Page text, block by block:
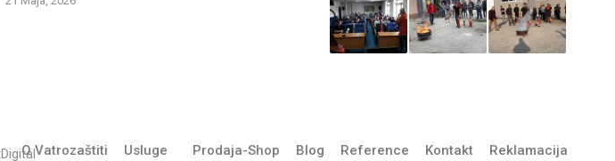
O Vatrozaštiti Usluge Prodaja-Shop Blog Reference Kontakt Reklamacija